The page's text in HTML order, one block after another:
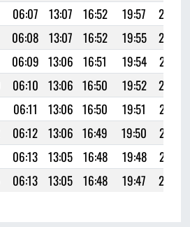
06:07 13:07 16:52 19:57
21:22
06:08 13:07 16:52 19:55
21:20
06:09 13:06 16:51 19:54
21:18
06:10 13:06 16:50 19:52
21:16
06:11 13:06 16:50 19:51
21:15
06:12 13:06 16:49 19:50
21:13
06:13 13:05 16:48 19:48
21:11
06:13 13:05 16:48 19:47 21:10